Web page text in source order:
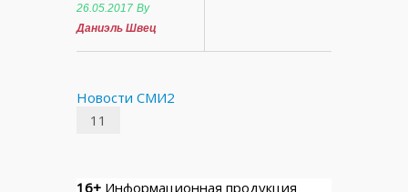
26.05.2017 By
Даниэль Швец
Новости СМИ2
11
16+ Информационная продукция